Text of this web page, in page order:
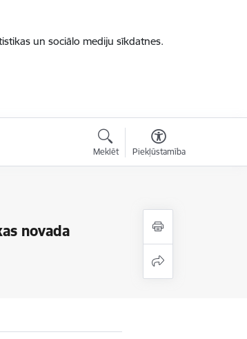
un sociālo mediju sīkdatnes.
Meklēt Piekļūstamība
novada